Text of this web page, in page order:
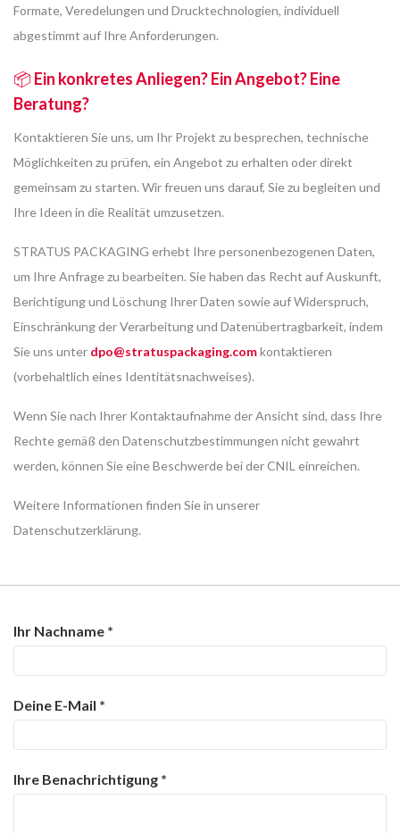
Formate, Veredelungen und Drucktechnologien, individuell
abgestimmt auf Ihre Anforderungen.
📦 Ein konkretes Anliegen? Ein Angebot? Eine
Beratung?
Kontaktieren Sie uns, um Ihr Projekt zu besprechen, technische
Möglichkeiten zu prüfen, ein Angebot zu erhalten oder direkt
gemeinsam zu starten. Wir freuen uns darauf, Sie zu begleiten und
Ihre Ideen in die Realität umzusetzen.
STRATUS PACKAGING erhebt Ihre personenbezogenen Daten,
um Ihre Anfrage zu bearbeiten. Sie haben das Recht auf Auskunft,
Berichtigung und Löschung Ihrer Daten sowie auf Widerspruch,
Einschränkung der Verarbeitung und Datenübertragbarkeit, indem
Sie uns unter dpo@stratuspackaging.comkontaktieren
(vorbehaltlich eines Identitätsnachweises).
Wenn Sie nach Ihrer Kontaktaufnahme der Ansicht sind, dass Ihre
Rechte gemäß den Datenschutzbestimmungen nicht gewahrt
werden, können Sie eine Beschwerde bei der CNIL einreichen.
Weitere Informationen finden Sie in unserer
Datenschutzerklärung.
Ihr Nachname
Deine E-Mail
Ihre Benachrichtigung